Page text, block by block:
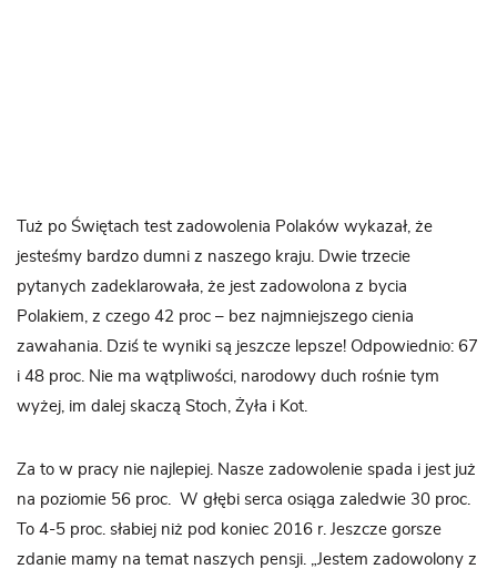
Tuż po Świętach test zadowolenia Polaków wykazał, że
jesteśmy bardzo dumni z naszego kraju. Dwie trzecie
pytanych zadeklarowała, że jest zadowolona z bycia
Polakiem, z czego 42 proc – bez najmniejszego cienia
zawahania. Dziś te wyniki są jeszcze lepsze! Odpowiednio: 67
i 48 proc. Nie ma wątpliwości, narodowy duch rośnie tym
wyżej, im dalej skaczą Stoch, Żyła i Kot.
Za to w pracy nie najlepiej. Nasze zadowolenie spada i jest już
na poziomie 56 proc. W głębi serca osiąga zaledwie 30 proc.
To 4-5 proc. słabiej niż pod koniec 2016 r. Jeszcze gorsze
zdanie mamy na temat naszych pensji. „Jestem zadowolony z